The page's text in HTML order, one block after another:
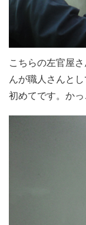
こちらの左官屋
んが職人さんと
初めてです。かっ